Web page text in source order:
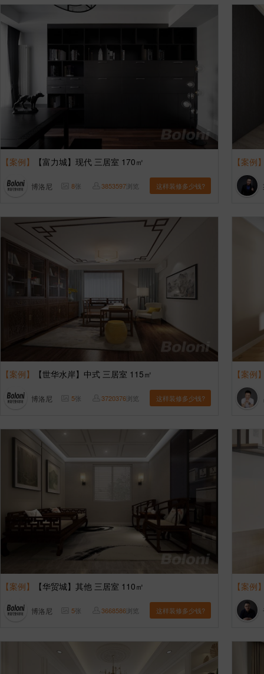
【案例】 【富力城】现代 三居室 170㎡
博洛尼 8张 3853597浏览 这样装修多少钱?
【案例
【案例】 【世华水岸】中式 三居室 115㎡
博洛尼 5张 3720376浏览 这样装修多少钱?
【案例
【案例】 【华贸城】其他 三居室 110㎡
博洛尼 5张 3668586浏览 这样装修多少钱?
【案例